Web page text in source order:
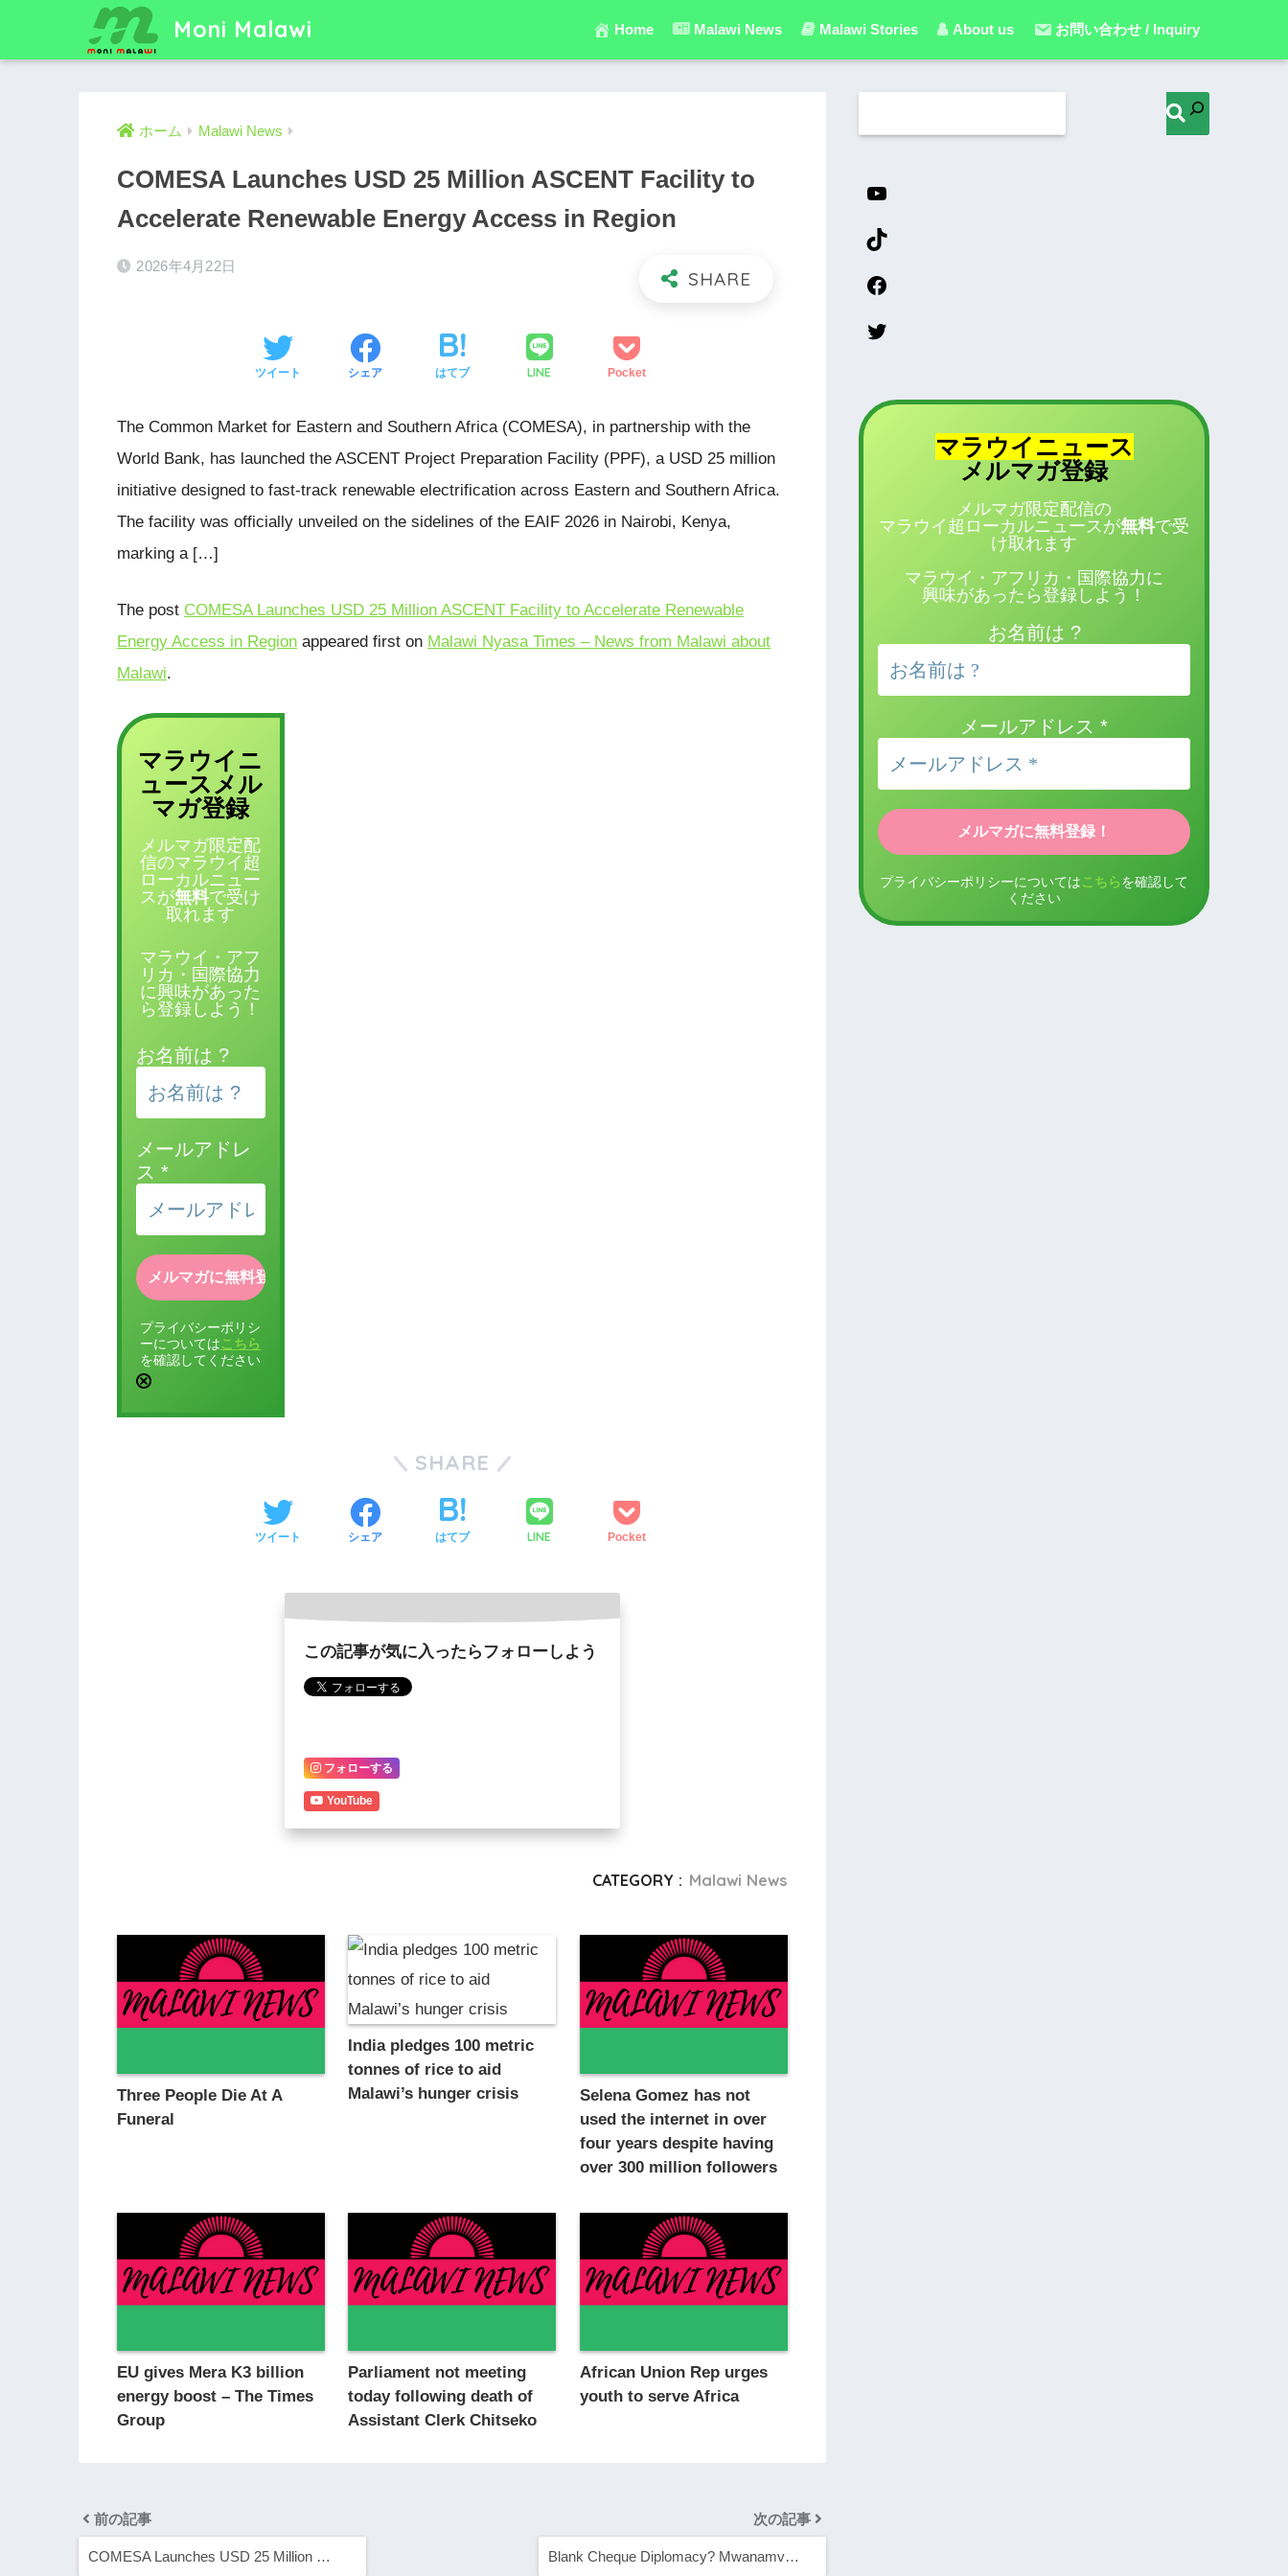
Moni Malawi Home Malawi News Malawi Stories About us お問い合わせ / Inquiry
ホーム Malawi News
COMESA Launches USD 25 Million ASCENT Facility to
Accelerate Renewable Energy Access in Region
2026年4月22日
ツイート シェア はてブ LINE Pocket
The Common Market for Eastern and Southern Africa (COMESA), in partnership with the
World Bank, has launched the ASCENT Project Preparation Facility (PPF), a USD 25 million
initiative designed to fast-track renewable electrification across Eastern and Southern Africa.
The facility was officially unveiled on the sidelines of the EAIF 2026 in Nairobi, Kenya,
marking a […]
The post COMESA Launches USD 25 Million ASCENT Facility to Accelerate Renewable
Energy Access in Region appeared first on Malawi Nyasa Times – News from Malawi about
Malawi.
マラウイニ
ュース メル
マガ登録
メルマガ限定配
信のマラウイ超
ローカルニュー
スが無料で受け
取れます
マラウイ・アフ
リカ・国際協力
に興味があった
ら登録しよう！
お名前は ?
メールアドレ
ス *
プライバシーポリシ
ーについては こちら
を確認してください
SHARE
ツイート シェア はてブ LINE Pocket
この記事が気に入ったらフォローしよう
フォローする
YouTube
CATEGORY : Malawi News
Three People Die At A
Funeral
India pledges 100 metric
tonnes of rice to aid
Malawi’s hunger crisis
Selena Gomez has not
used the internet in over
four years despite having
over 300 million followers
EU gives Mera K3 billion
energy boost – The Times
Group
Parliament not meeting
today following death of
Assistant Clerk Chitseko
African Union Rep urges
youth to serve Africa
前の記事
COMESA Launches USD 25 Million …
次の記事
Blank Cheque Diplomacy? Mwanamv…
マラウイニュース
メルマガ登録
メルマガ限定配信の
マラウイ超ローカルニュースが無料で受
け取れます
マラウイ・アフリカ・国際協力に
興味があったら登録しよう！
お名前は ?
メールアドレス*
プライバシーポリシーについては こちら を確認して
ください